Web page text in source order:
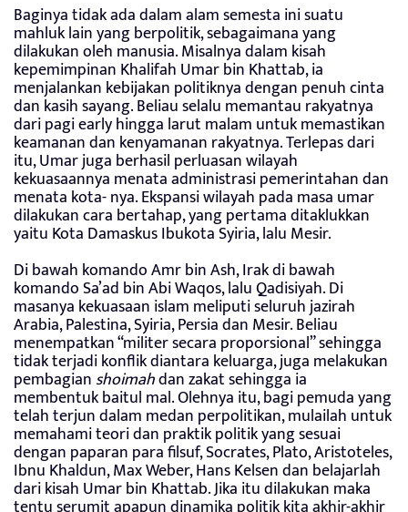
Baginya tidak ada dalam alam semesta ini suatu
mahluk lain yang berpolitik, sebagaimana yang
dilakukan oleh manusia. Misalnya dalam kisah
kepemimpinan Khalifah Umar bin Khattab, ia
menjalankan kebijakan politiknya dengan penuh cinta
dan kasih sayang. Beliau selalu memantau rakyatnya
dari pagi early hingga larut malam untuk memastikan
keamanan dan kenyamanan rakyatnya. Terlepas dari
itu, Umar juga berhasil perluasan wilayah
kekuasaannya menata administrasi pemerintahan dan
menata kota- nya. Ekspansi wilayah pada masa umar
dilakukan cara bertahap, yang pertama ditaklukkan
yaitu Kota Damaskus Ibukota Syiria, lalu Mesir.
Di bawah komando Amr bin Ash, Irak di bawah
komando Sa’ad bin Abi Waqos, lalu Qadisiyah. Di
masanya kekuasaan islam meliputi seluruh jazirah
Arabia, Palestina, Syiria, Persia dan Mesir. Beliau
menempatkan “militer secara proporsional” sehingga
tidak terjadi konflik diantara keluarga, juga melakukan
pembagian shoimahdan zakat sehingga ia
membentuk baitul mal. Olehnya itu, bagi pemuda yang
telah terjun dalam medan perpolitikan, mulailah untuk
memahami teori dan praktik politik yang sesuai
dengan paparan para filsuf, Socrates, Plato, Aristoteles,
Ibnu Khaldun, Max Weber, Hans Kelsen dan belajarlah
dari kisah Umar bin Khattab. Jika itu dilakukan maka